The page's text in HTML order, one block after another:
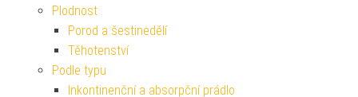
Plodnost
Porod a šestinedělí
Těhotenství
Podle typu
Inkontinenční a absorpční prádlo